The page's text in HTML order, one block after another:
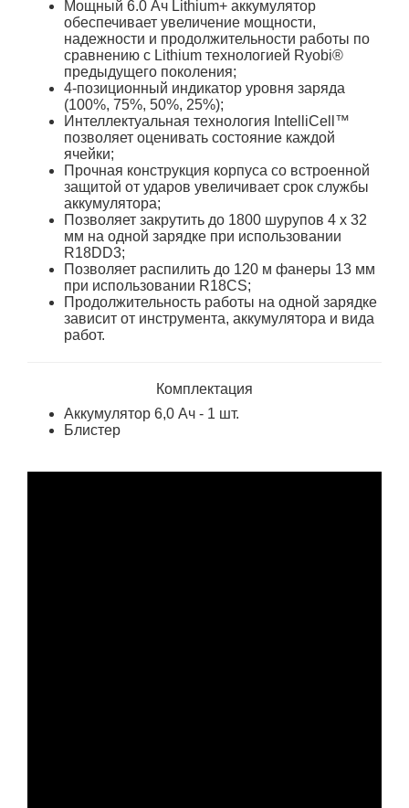
Мощный 6.0 Ач Lithium+ аккумулятор
обеспечивает увеличение мощности,
надежности и продолжительности работы по
сравнению с Lithium технологией Ryobi®
предыдущего поколения;
4-позиционный индикатор уровня заряда
(100%, 75%, 50%, 25%);
Интеллектуальная технология IntelliCell™
позволяет оценивать состояние каждой
ячейки;
Прочная конструкция корпуса со встроенной
защитой от ударов увеличивает срок службы
аккумулятора;
Позволяет закрутить до 1800 шурупов 4 х 32
мм на одной зарядке при использовании
R18DD3;
Позволяет распилить до 120 м фанеры 13 мм
при использовании R18СS;
Продолжительность работы на одной зарядке
зависит от инструмента, аккумулятора и вида
работ.
Комплектация
Аккумулятор 6,0 Ач - 1 шт.
Блистер